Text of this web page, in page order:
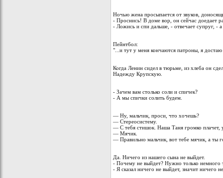
Ночью жена просыпается от звуков,
- Проснись! В доме вор, он сейчас доедает
- Ложись и спи дальше, - отвечает супруг, -
Пейнтбол:
"...и тут у меня кончаются патроны, я
Когда Ленин сидел в тюрьме, из хлеба он
Надежду Крупскую.
- Зачем вам столько соли и спичек?
- А мы спички солить будем.
— Ну, мальчик, проси, что хочешь?
— Стереосистему.
— С тебя стишок. Наша Таня громко плачет,
— Мячик.
— Правильно мальчик, вот тебе мячик, а ты
Да. Ничего из нашего сына не выйдет.
- Почему не выйдет? Нужно только немного
- Я сказал ничего не выйдет, значит ничего